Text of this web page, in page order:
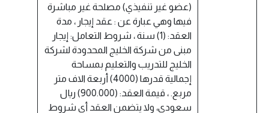
(عضو غير تنفيذي) مصلحة غير مباشرة
فيها وهي عبارة عن : عقد إيجار ، مدة
العقد: (1) سنة ، شروط التعامل: إيجار
مبنى من شركة الخليج المحدودة لشركة
الخليج للتدريب والتعليم بمساحة
إجمالية قدرها (4000) أربعة الاف متر
مربع. ، قيمة العقد: (900.000) ريال
سعودي، ولا يتضمن العقد أي شروط